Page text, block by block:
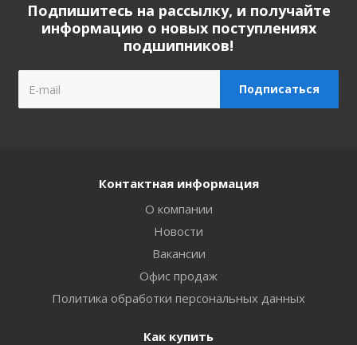
Подпишитесь на рассылку, и получайте
информацию о новых поступлениях
подшипников!
Контактная информация
О компании
Новости
Вакансии
Офис продаж
Политика обработки персональных данных
Как купить